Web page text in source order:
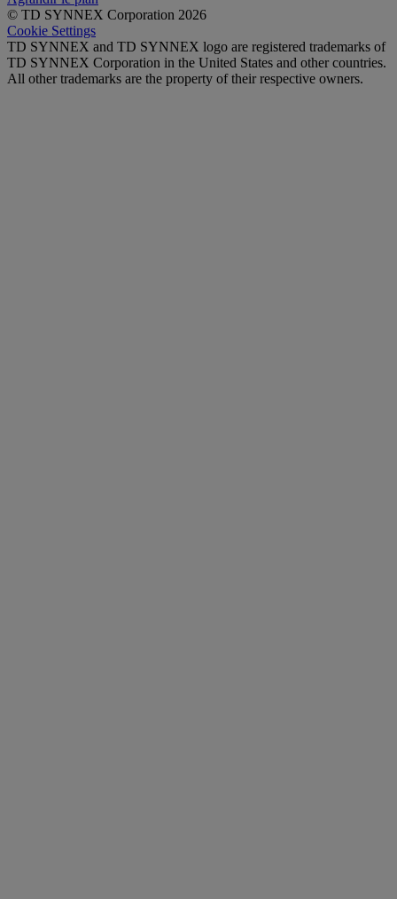
© TD SYNNEX Corporation 2026
Cookie Settings
TD SYNNEX and TD SYNNEX logo are registered trademarks of
TD SYNNEX Corporation in the United States and other countries.
All other trademarks are the property of their respective owners.